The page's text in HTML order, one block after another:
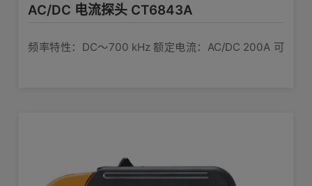
AC/DC 电流探头 CT6843A
频率特性：DC〜700 kHz 额定电流：AC/DC 200A 可